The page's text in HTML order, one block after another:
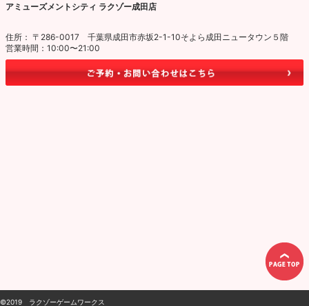
アミューズメントシティ ラクゾー成田店
住所： 〒286-0017 千葉県成田市赤坂2-1-10そよら成田ニュータウン５階
営業時間：10:00〜21:00
©2019 ラクゾーゲームワークス